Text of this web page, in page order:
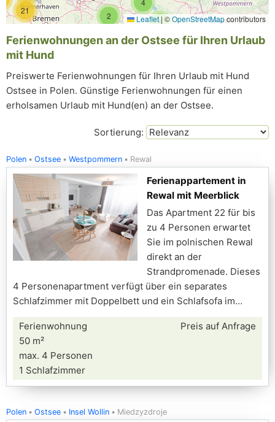
5
4
21
2 Leaflet| ©OpenStreetMapcontributors
Ferienwohnungen an der Ostsee für Ihren Urlaub
mit Hund
Preiswerte Ferienwohnungen für Ihren Urlaub mit Hund
Ostsee in Polen. Günstige Ferienwohnungen für einen
erholsamen Urlaub mit Hund(en) an der Ostsee.
Sortierung:
Polen Ostsee Westpommern Rewal
Ferienappartement in
Rewal mit Meerblick
Das Apartment 22 für bis
zu 4 Personen erwartet
Sie im polnischen Rewal
direkt an der
Strandpromenade. Dieses
4 Personenapartment verfügt über ein separates
Schlafzimmer mit Doppelbett und ein Schlafsofa im
Ferienwohnung
50 m²
max. 4 Personen
1 Schlafzimmer
Preis auf Anfrage
Polen Ostsee Insel Wollin Miedzyzdroje